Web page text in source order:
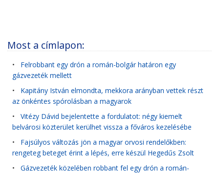
Most a címlapon:
• Felrobbant egy drón a román-bolgár határon egy
gázvezeték mellett
• Kapitány István elmondta, mekkora arányban vettek részt
az önkéntes spórolásban a magyarok
• Vitézy Dávid bejelentette a fordulatot: négy kiemelt
belvárosi közterület kerülhet vissza a főváros kezelésébe
• Fajsúlyos változás jön a magyar orvosi rendelőkben:
rengeteg beteget érint a lépés, erre készül Hegedűs Zsolt
• Gázvezeték közelében robbant fel egy drón a román-